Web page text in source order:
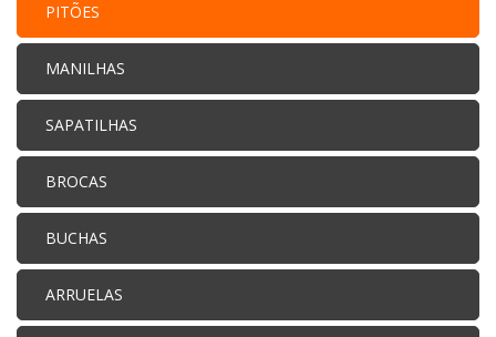
PITÕES
MANILHAS
SAPATILHAS
BROCAS
BUCHAS
ARRUELAS